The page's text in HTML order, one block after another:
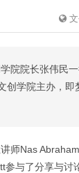
院院长张伟民
创学院主办，
师Nas
与了分享与